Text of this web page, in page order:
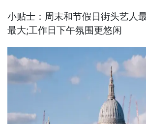
小贴士：周末和节假日街头艺人
最大;工作日下午氛围更悠闲